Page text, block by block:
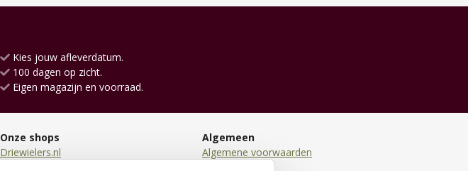
Kies jouw afleverdatum.
100 dagen op zicht.
Eigen magazijn en voorraad.
Onze shops
Driewielers.nl
Algemeen
Algemene voorwaarden